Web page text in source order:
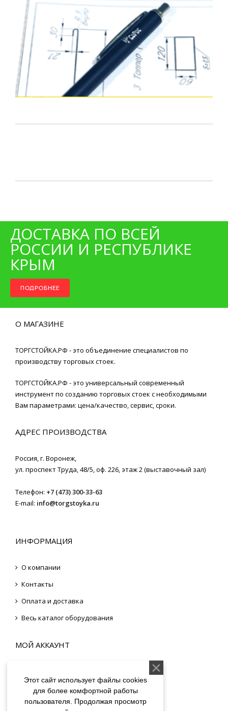
ДОСТАВКА ПО ВСЕЙ
РОССИИ И РЕСПУБЛИКЕ
КРЫМ
ПОДРОБНЕЕ
О МАГАЗИНЕ
ТОРГСТОЙКА.РФ - это объединение специалистов по
производству торговых стоек.
ТОРГСТОЙКА.РФ - это универсальный современный
инструмент по созданию торговых стоек с необходимыми
Вам параметрами: цена/качество, сервис, сроки.
АДРЕС ПРОИЗВОДСТВА
Россия, г. Воронеж
ул. проспект Труда, 48/5, оф. 226, этаж 2 (выставочный зал)
Телефон: +7 (473) 300-33-63
E-mail: info@torgstoyka.ru
ИНФОРМАЦИЯ
О компании
Контакты
Оплата и доставка
Весь каталог оборудования
МОЙ АККАУНТ
Регистрация
Моя корзина
Этот сайт использует файлы cookies
для более комфортной работы
пользователя. Продолжая просмотр